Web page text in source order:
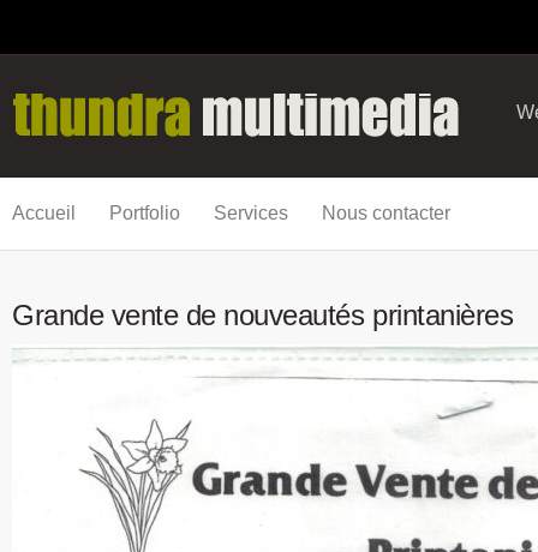
Accueil Portfolio Services Nous contacter
Grande vente de nouveautés printanières